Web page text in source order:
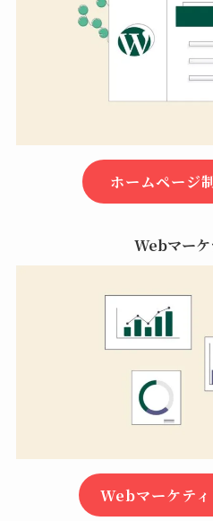
ホームページ
Webマー
Webマーケテ